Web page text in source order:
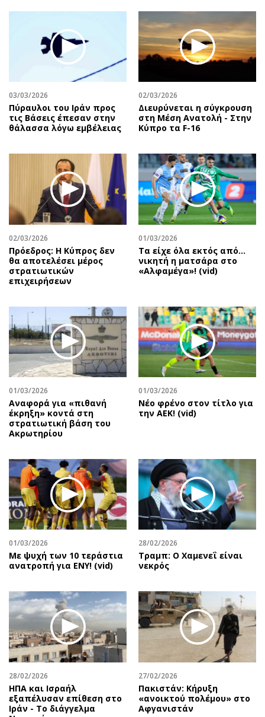
Οικονομία
Real Estate
Αγορές
Money Review
AstroBank Properties
Ενέργεια
Περιβάλλον
Ελλάδα
Κόσμος
Παράξενα
Πολιτισμός
Σινεμά
Μουσική
Εικαστικά
Βιβλίο
Χειρόγραφα
Αφιερώματα
Πολιτική
Οικονομία
Αναδρομές
Πρόσωπα
Περιβάλλον
Γυναίκα
Showbiz
Ταξίδια
Συνταγές
Έξοδος
Media
Εκπομπές
Wine routes
Uncut
Προσφορές
Προσωπικότητες στην ''Κ''
Επιστολές
03/03/2026
Πύραυλοι του Ιράν προς
τις Βάσεις έπεσαν στην
θάλασσα λόγω εμβέλειας
02/03/2026
Διευρύνεται η σύγκρουση
στη Μέση Ανατολή - Στην
Κύπρο τα F-16
02/03/2026
Πρόεδρος: Η Κύπρος δεν
θα αποτελέσει μέρος
στρατιωτικών
επιχειρήσεων
01/03/2026
Τα είχε όλα εκτός από…
νικητή η ματσάρα στο
«Αλφαμέγα»! (vid)
01/03/2026
Αναφορά για «πιθανή
έκρηξη» κοντά στη
στρατιωτική βάση του
Ακρωτηρίου
01/03/2026
Νέο φρένο στον τίτλο για
την ΑΕΚ! (vid)
01/03/2026
Με ψυχή των 10 τεράστια
ανατροπή για ΕΝΥ! (vid)
28/02/2026
Τραμπ: Ο Χαμενεΐ είναι
νεκρός
28/02/2026
ΗΠΑ και Ισραήλ
εξαπέλυσαν επίθεση στο
Ιράν - Το διάγγελμα
27/02/2026
Πακιστάν: Κήρυξη
«ανοικτού πολέμου» στο
Αφγανιστάν